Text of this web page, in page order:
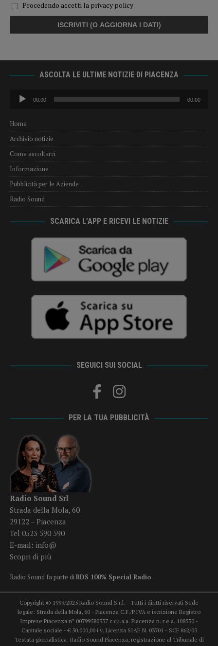
Procedendo accetti la privacy policy
ASCOLTA LE ULTIME NOTIZIE DI PIACENZA
Audio
Player
00:00 00:00
Home
Archivio notizie
Come ascoltarci
Informazione
Pubblicità per le Aziende
Radio Sound
SCARICA L’APP E RICEVI LE NOTIZIE
SEGUICI SUI SOCIAL
PER LA TUA PUBBLICITÀ
Radio Sound Srl
Strada della Mola, 60
29122 – Piacenza
Tel 0523 590 590
E-mail: info@
Scopri di più
Radio Sound fa parte diRDS 100% Special Radio.
Copyright © 1999/2025 Radio Sound S.r.l. - Tutti i diritti riservati Sede
legale: Strada della Mola, 60 - Piacenza C.F./P.IVA e iscrizione Registro
Imprese Piacenza n° 00799580337 c.c.i.a.a. Piacenza n. r.e.a. 108530 -
Capitale sociale - € 50.000,00 i.v. Licenza SIAE N. 03701 - SCF 862/03
Testata giornalistica: Radio Sound Piacenza, registrazione al Tribunale di